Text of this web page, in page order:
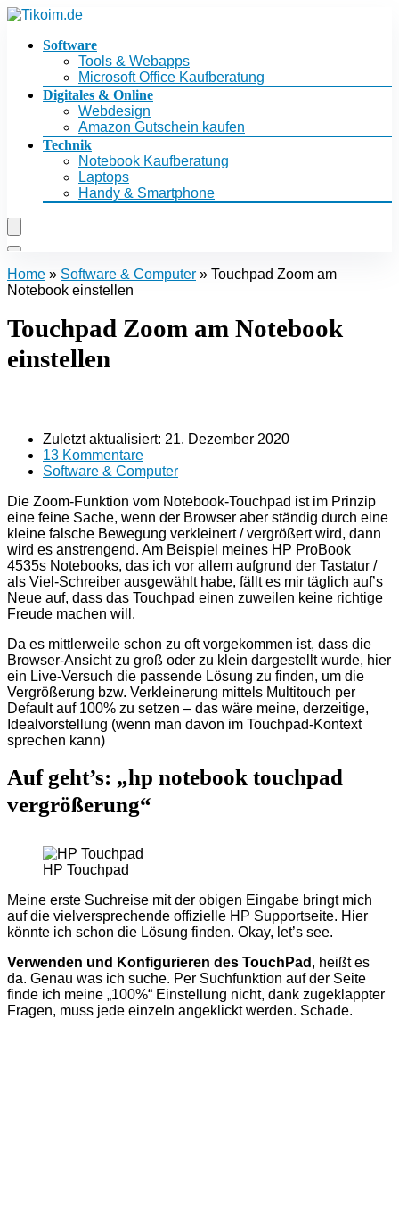
Software
Tools & Webapps
Microsoft Office Kaufberatung
Digitales & Online
Webdesign
Amazon Gutschein kaufen
Technik
Notebook Kaufberatung
Laptops
Handy & Smartphone
Home » Software & Computer » Touchpad Zoom am
Notebook einstellen
Touchpad Zoom am Notebook
einstellen
Zuletzt aktualisiert: 21. Dezember 2020
13 Kommentare
Software & Computer
Die Zoom-Funktion vom Notebook-Touchpad ist im Prinzip
eine feine Sache, wenn der Browser aber ständig durch eine
kleine falsche Bewegung verkleinert / vergrößert wird, dann
wird es anstrengend. Am Beispiel meines HP ProBook
4535s Notebooks, das ich vor allem aufgrund der Tastatur /
als Viel-Schreiber ausgewählt habe, fällt es mir täglich auf’s
Neue auf, dass das Touchpad einen zuweilen keine richtige
Freude machen will.
Da es mittlerweile schon zu oft vorgekommen ist, dass die
Browser-Ansicht zu groß oder zu klein dargestellt wurde, hier
ein Live-Versuch die passende Lösung zu finden, um die
Vergrößerung bzw. Verkleinerung mittels Multitouch per
Default auf 100% zu setzen – das wäre meine, derzeitige,
Idealvorstellung (wenn man davon im Touchpad-Kontext
sprechen kann)
Auf geht’s: „hp notebook touchpad
vergrößerung“
HP Touchpad
Meine erste Suchreise mit der obigen Eingabe bringt mich
auf die vielversprechende offizielle HP Supportseite. Hier
könnte ich schon die Lösung finden. Okay, let’s see.
Verwenden und Konfigurieren des TouchPad , heißt es
da. Genau was ich suche. Per Suchfunktion auf der Seite
finde ich meine „100%“ Einstellung nicht, dank zugeklappter
Fragen, muss jede einzeln angeklickt werden. Schade.